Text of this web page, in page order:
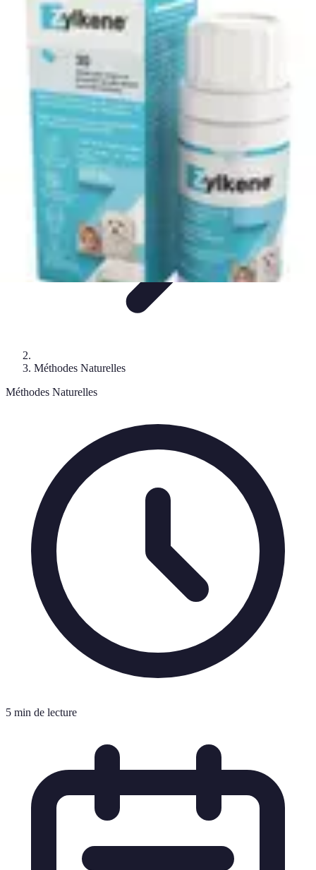
Solutions Insomnie
Méthodes Naturelles Pratiques de MéditationMéditation et
Plantes Médicinales Comprendre l'Insomnie
Solutions Insomnie
Méthodes Naturelles
Méthodes Naturelles
5 min de lecture